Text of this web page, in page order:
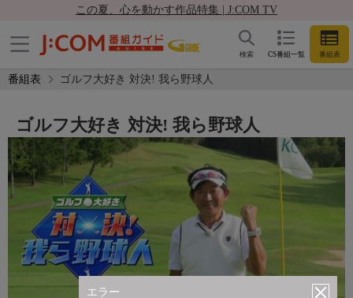
この夏、心を動かす作品特集 | J:COM TV
CS番組一覧 番組表
検索
番組表 ゴルフ大好き 対決! 我ら野球人
エラー
ゴルフ大好き 対決! 我ら野球人